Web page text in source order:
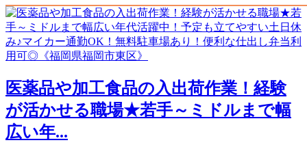
医薬品や加工食品の入出荷作業！経験
が活かせる職場★若手～ミドルまで幅
広い年...